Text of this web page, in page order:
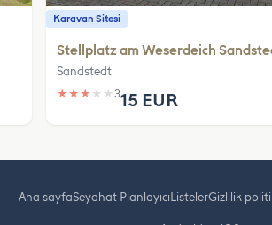
Karavan Sitesi
Stellplatz am Weserdeich
Sandstedt
★ ★ ★ ★ ★315 EUR
Ana sayfaSeyahat Planlayıcı ListelerGizlilik